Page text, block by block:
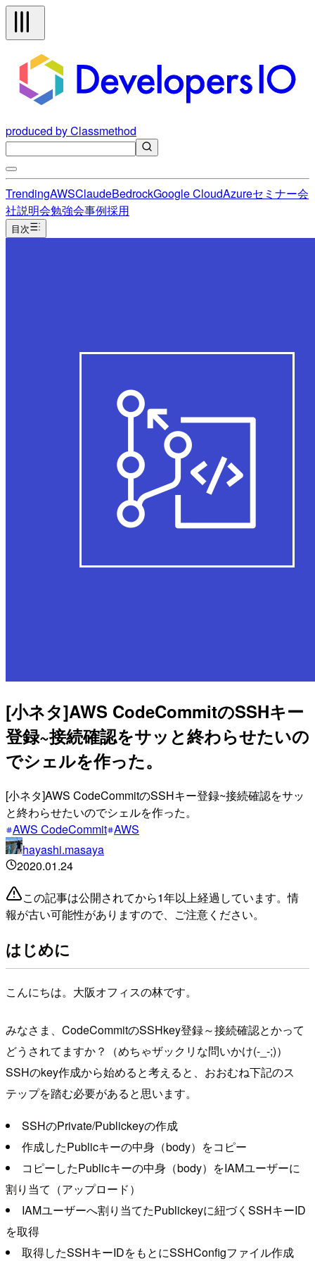
produced by Classmethod
TrendingAWSClaudeBedrockGoogle CloudAzureセミナー会
社説明会勉強会事例採用
目次
[小ネタ]AWS CodeCommitのSSHキー
登録~接続確認をサッと終わらせたいの
でシェルを作った。
[小ネタ]AWS CodeCommitのSSHキー登録~接続確認をサッ
と終わらせたいのでシェルを作った。
AWS CodeCommit AWS
hayashi.masaya
2020.01.24
この記事は公開されてから1年以上経過しています。情
報が古い可能性がありますので、ご注意ください。
はじめに
こんにちは。大阪オフィスの林です。
みなさま、CodeCommitのSSHkey登録～接続確認とかって
どうされてますか？（めちゃザックリな問いかけ(-_-;)）
SSHのkey作成から始めると考えると、おおむね下記のス
テップを踏む必要があると思います。
SSHのPrivate/Publickeyの作成
作成したPublicキーの中身（body）をコピー
コピーしたPublicキーの中身（body）をIAMユーザーに
割り当て（アップロード）
IAMユーザーへ割り当てたPublickeyに紐づくSSHキーID
を取得
取得したSSHキーIDをもとにSSHConfigファイル作成